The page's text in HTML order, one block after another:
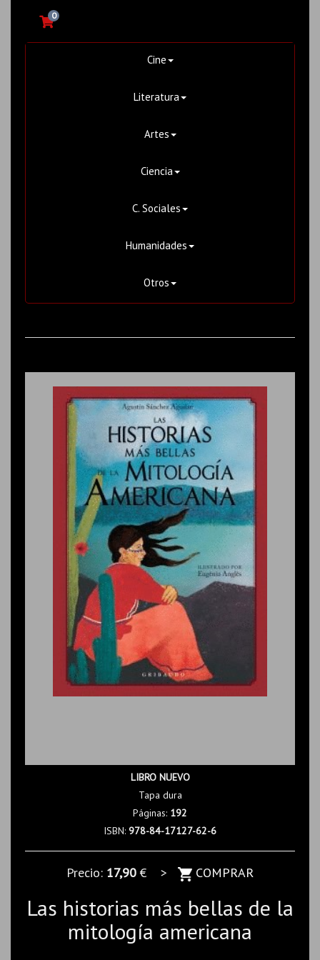
0
Cine
Literatura
Artes
Ciencia
C. Sociales
Humanidades
Otros
LIBRO NUEVO
Tapa dura
Páginas: 192
ISBN: 978-84-17127-62-6
Precio: 17,90€ > COMPRAR
Las historias más bellas de la
mitología americana